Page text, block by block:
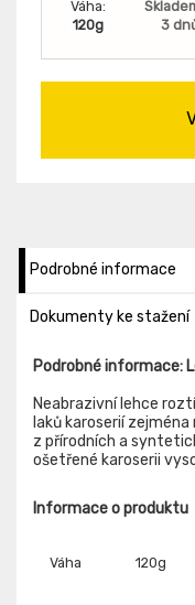
Váha:
120g
3
Podrobné informace
Dokumenty ke stažení
Podrobné informace:
Neabrazivní lehce
laků karoserií
z přírodních a
ošetřené karoserii
Informace o produktu
Váha 120g